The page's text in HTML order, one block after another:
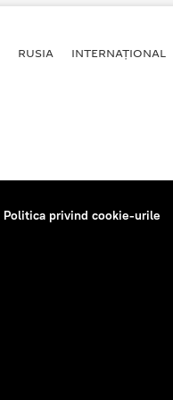
RUSIA INTERNAȚIONAL
Politica privind cookie-urile